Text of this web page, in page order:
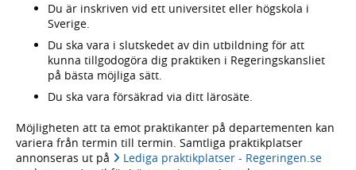
Du är inskriven vid ett universitet eller högskola i
Sverige.
Du ska vara i slutskedet av din utbildning för att
kunna tillgodogöra dig praktiken i Regeringskansliet
på bästa möjliga sätt.
Du ska vara försäkrad via ditt lärosäte.
Möjligheten att ta emot praktikanter på departementen kan
variera från termin till termin. Samtliga praktikplatser
annonseras ut på
Lediga praktikplatser - Regeringen.se